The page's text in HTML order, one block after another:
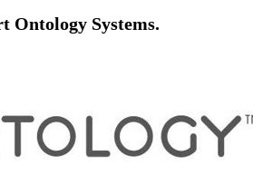
Ontology Systems.